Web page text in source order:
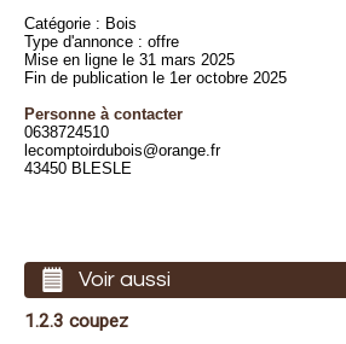
Catégorie : Bois
Type d'annonce : offre
Mise en ligne le 31 mars 2025
Fin de publication le 1er octobre 2025
Personne à contacter
0638724510
lecomptoirdubois@orange.fr
43450 BLESLE
Voir aussi
1.2.3 coupez